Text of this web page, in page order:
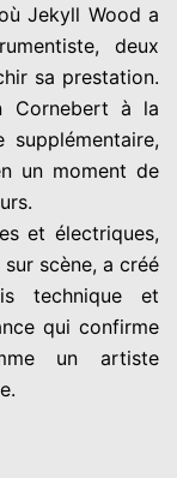
Jekyll Wood a
deux
sa prestation.
Cornebert à la
un moment de
et électriques,
scène, a créé
technique et
qui confirme
un artiste